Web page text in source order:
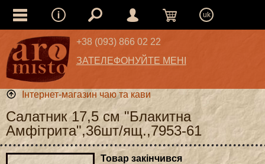
uk
+38 (093) 866 02 22
ЗАТЕЛЕФОНУЙТЕ МЕНІ
Інтернет-магазин чаю та кави
Салатник 17,5 см "Блакитна
Амфітрита",36шт/ящ.,7953-61
Товар закінчився